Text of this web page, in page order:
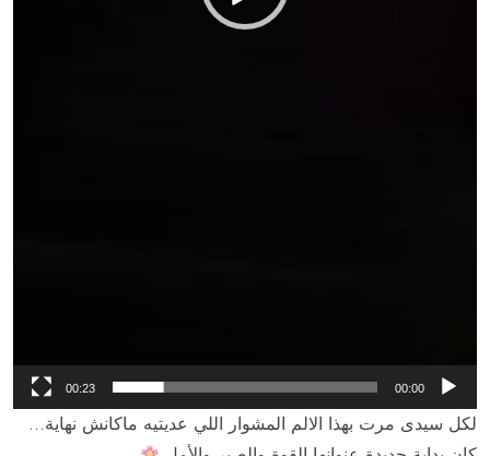
00:00
00:23
لكل سيدى مرت بهذا الالم المشوار اللي عديتيه ماكانش نهاية…